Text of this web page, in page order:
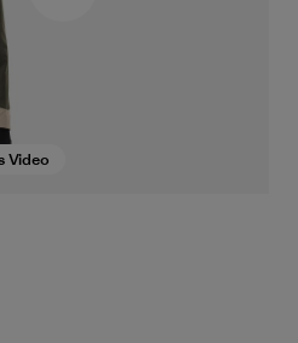
Video